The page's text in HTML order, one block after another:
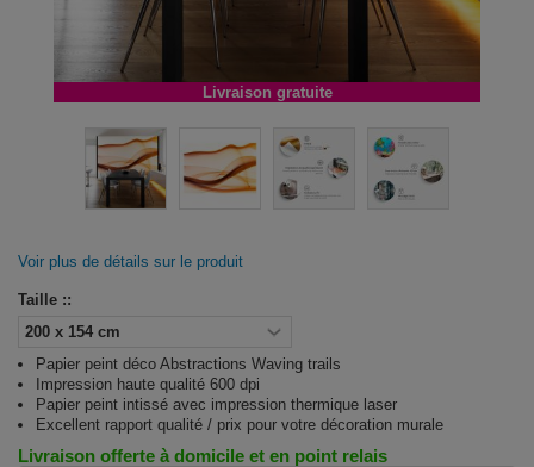
Livraison gratuite
Voir plus de détails sur le produit
Taille ::
Papier peint déco Abstractions Waving trails
Impression haute qualité 600 dpi
Papier peint intissé avec impression thermique laser
Excellent rapport qualité / prix pour votre décoration murale
Livraison offerte à domicile et en point relais